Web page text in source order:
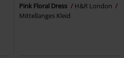
Pink Floral Dress
H&R London
Mittellanges Kleid